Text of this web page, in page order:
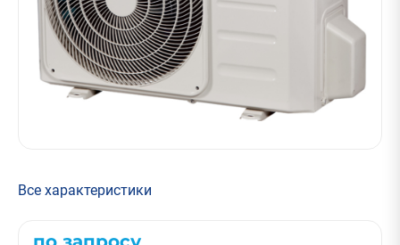
Все характеристики